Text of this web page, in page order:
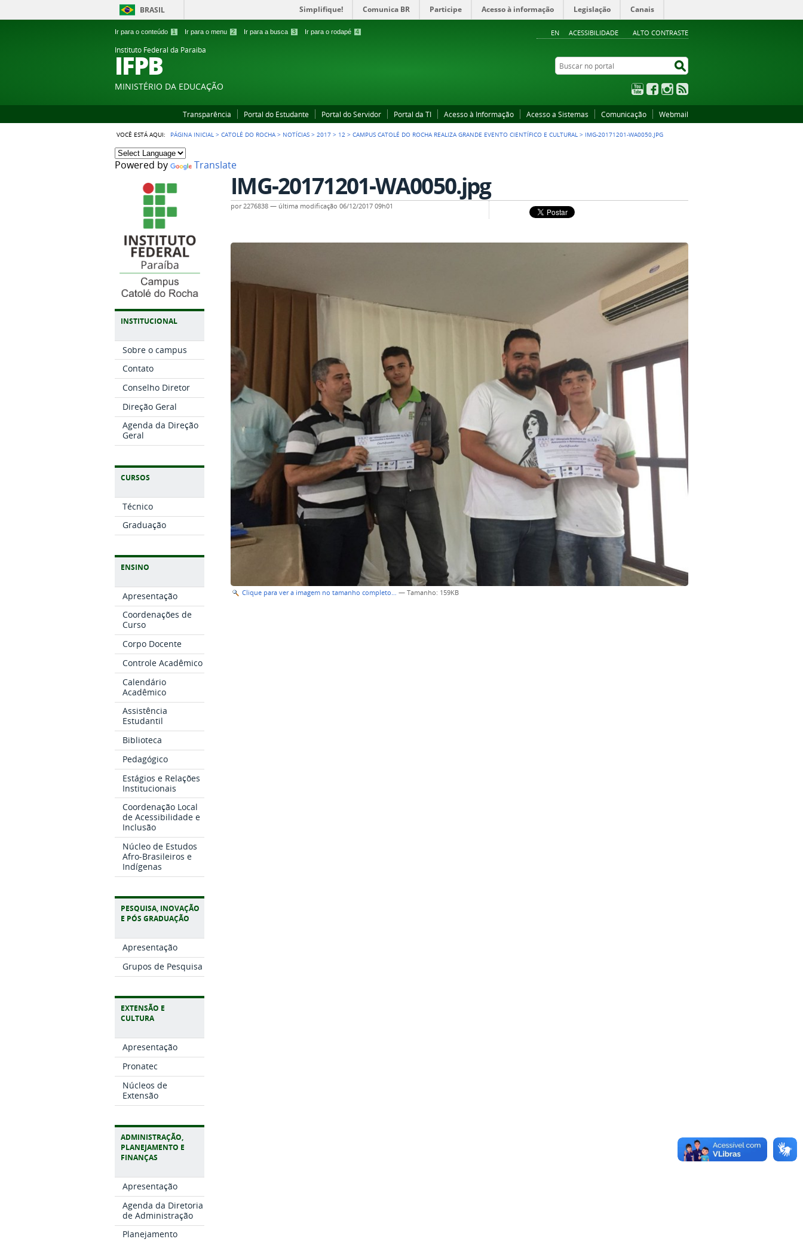
BRASIL Simplifique! Comunica BR Participe Acesso à informação Legislação Canais
Ir para o conteúdo 1 Ir para o menu 2 Ir para a busca 3 Ir para o rodapé 4 EN ACESSIBILIDADE ALTO CONTRASTE
Instituto Federal da Paraiba
IFPB
MINISTÉRIO DA EDUCAÇÃO
Buscar no portal
YouTubeFacebookInstagram
Transparência Portal do Estudante Portal do Servidor Portal da TI Acesso à Informação Acesso a Sistemas Comunicação Webmail
VOCÊ ESTÁ AQUI: PÁGINA INICIAL >CATOLÉ DO ROCHA > NOTÍCIAS >2017 > 12 >CAMPUS CATOLÉ DO ROCHA REALIZA GRANDE EVENTO CIENTÍFICO E CULTURAL > IMG-20171201-WA0050.JPG
Powered by Translate
INSTITUCIONAL
Sobre o campus
Contato
Conselho Diretor
Direção Geral
Agenda da Direção
Geral
CURSOS
Técnico
Graduação
ENSINO
Apresentação
Coordenações de
Curso
Corpo Docente
Controle Acadêmico
Calendário
Acadêmico
Assistência
Estudantil
Biblioteca
Pedagógico
Estágios e Relações
Institucionais
Coordenação Local
de Acessibilidade e
Inclusão
Núcleo de Estudos
Afro-Brasileiros e
Indígenas
PESQUISA, INOVAÇÃO
E PÓS GRADUAÇÃO
Apresentação
Grupos de Pesquisa
EXTENSÃO E
CULTURA
Apresentação
Pronatec
Núcleos de
Extensão
ADMINISTRAÇÃO,
PLANEJAMENTO E
FINANÇAS
Apresentação
Agenda da Diretoria
de Administração
Planejamento
IMG-20171201-WA0050.jpg
por2276838 — última modificação 06/12/2017 09h01
Clique para ver a imagem no tamanho completo… —Tamanho: 159KB